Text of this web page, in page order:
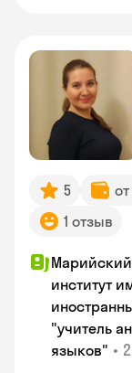
5
1 отзыв
Марийский
институт
"учитель
языков" •